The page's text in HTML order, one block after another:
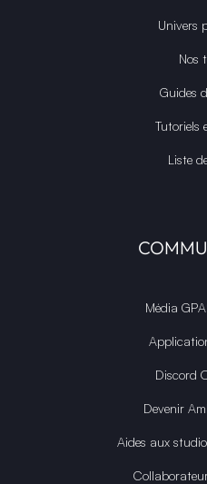
Univers
Nos
Guides
Tutoriels
Liste
Média
Discord
Devenir
Aides aux